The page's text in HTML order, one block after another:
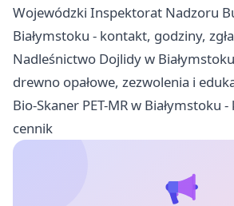
Wojewódzki Inspektorat Nadzoru
Białymstoku - kontakt, godziny,
Nadleśnictwo Dojlidy w
drewno opałowe, zezwolenia i
Bio-Skaner PET-MR w Białymstoku
cennik